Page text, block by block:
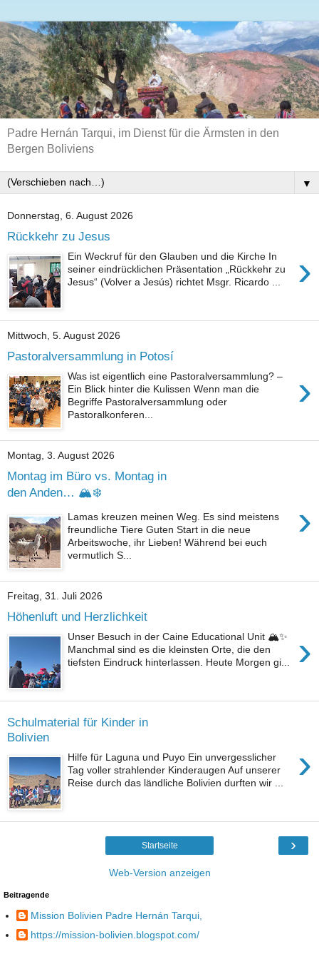
Padre Hernán Tarqui, im Dienst für die Ärmsten in den
Bergen Boliviens
▼
Donnerstag, 6. August 2026
Rückkehr zu Jesus
›
Ein Weckruf für den Glauben und die Kirche In
seiner eindrücklichen Präsentation „Rückkehr zu
Jesus“ (Volver a Jesús) richtet Msgr. Ricardo ...
Mittwoch, 5. August 2026
Pastoralversammlung in Potosí
›
Was ist eigentlich eine Pastoralversammlung? –
Ein Blick hinter die Kulissen Wenn man die
Begriffe Pastoralversammlung oder
Pastoralkonferen...
Montag, 3. August 2026
Montag im Büro vs. Montag in
den Anden… 🏔️❄️
›
Lamas kreuzen meinen Weg. Es sind meistens
freundliche Tiere Guten Start in die neue
Arbeitswoche, ihr Lieben! Während bei euch
vermutlich S...
Freitag, 31. Juli 2026
Höhenluft und Herzlichkeit
›
Unser Besuch in der Caine Educational Unit 🏔️✨
Manchmal sind es die kleinsten Orte, die den
tiefsten Eindruck hinterlassen. Heute Morgen gi...
Schulmaterial für Kinder in
Bolivien
›
Hilfe für Laguna und Puyo Ein unvergesslicher
Tag voller strahlender Kinderaugen Auf unserer
Reise durch das ländliche Bolivien durften wir ...
›
Startseite
Web-Version anzeigen
Beitragende
Mission Bolivien Padre Hernán Tarqui,
https://mission-bolivien.blogspot.com/